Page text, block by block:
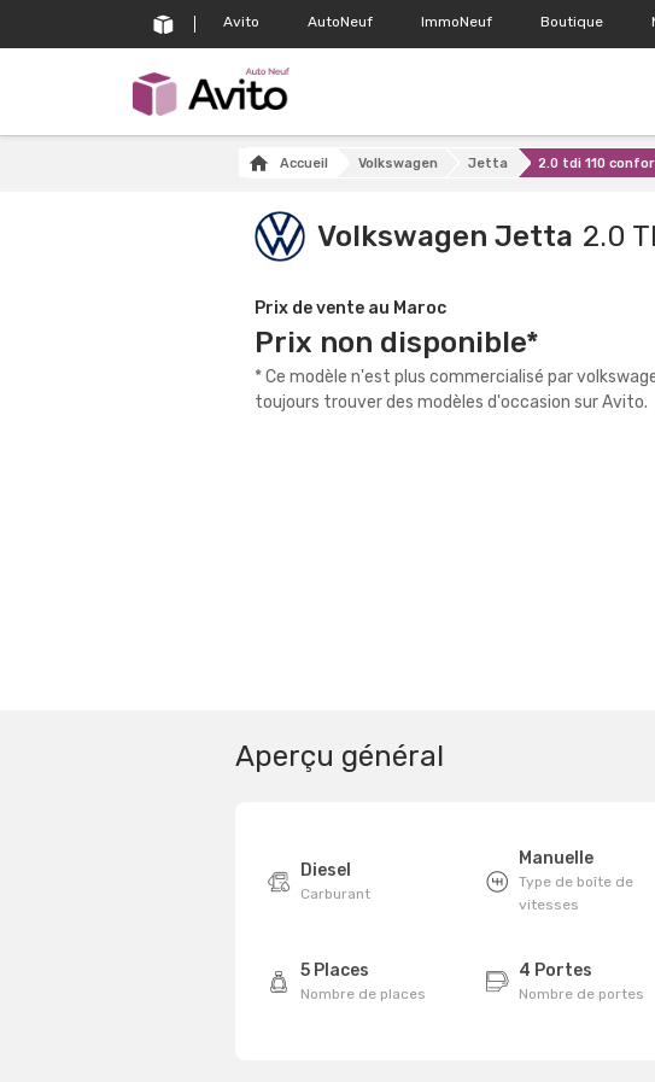
Avito AutoNeuf ImmoNeuf Boutique
Accueil Volkswagen Jetta 2.0 tdi 110
Volkswagen Jetta 2.0
Prix de vente au Maroc
Prix non disponible*
* Ce modèle n'est plus commercialisé par
toujours trouver des modèles d'occasion sur Avito.
Aperçu général
Diesel
Carburant
Manuelle
Type de boîte de
vitesses
5 Places
Nombre de places
4 Portes
Nombre de portes